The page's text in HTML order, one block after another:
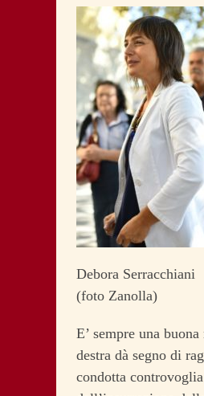
Debora Serracchiani
(foto Zanolla)
E’ sempre una
destra dà segno di
condotta